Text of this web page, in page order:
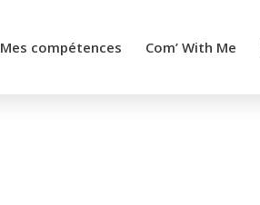
Mes compétences Com’ With Me